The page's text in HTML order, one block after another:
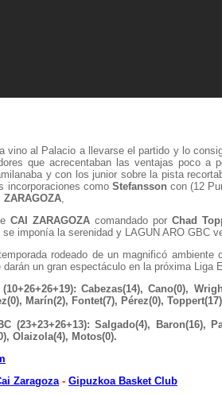
vino al Palacio a llevarse el partido y lo
que acrecentaban las ventajas poco a
y con los junior sobre la pista
incorporaciones como Stefansson con (12
ZARAGOZA,
CAI ZARAGOZA comandado porChad
se imponía la serenidad y LAGUN ARO GBC
rodeado de un magnificó
un gran espectáculo en la próxima Liga
Cabezas(14), Cano(0),
Marín(2), Fontet(7), Pérez(0),
(23+23+26+13): Salgado(4), Baron(16),
Olaizola(4), Motos(0).
Zaragoza- Gipuzkoa Basket Club